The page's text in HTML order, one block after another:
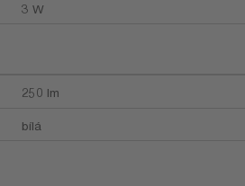
3 W
250 lm
bílá